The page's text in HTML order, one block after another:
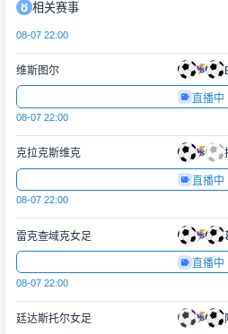
相关赛事
08-07 22:00
维斯图尔
直播中
08-07 22:00
克拉克斯维克
直播中
08-07 22:00
雷克查域克女足
直播中
08-07 22:00
廷达斯托尔女足